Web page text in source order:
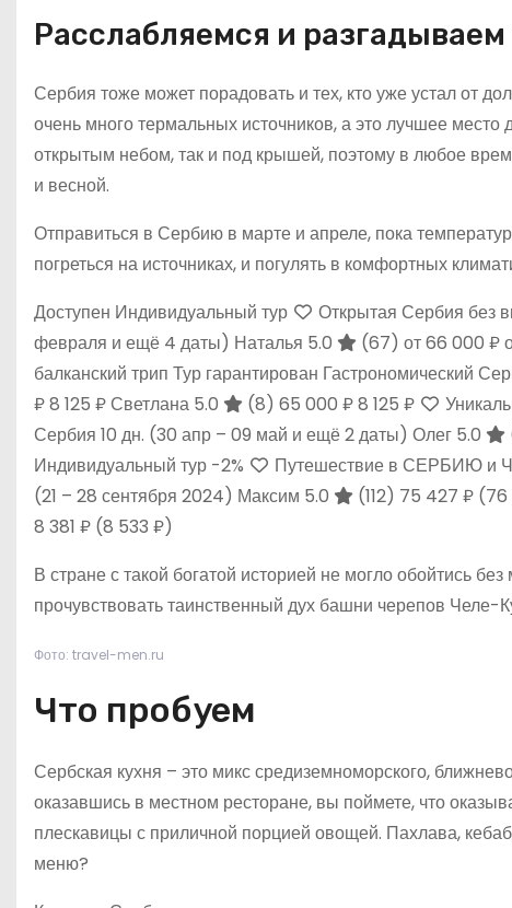
Расслабляемся и
Сербия тоже может порадовать и тех, кто уже устал от
очень много термальных источников, а это лучшее
открытым небом, так и под крышей, поэтому в любое
и весной.
Отправиться в Сербию в марте и апреле, пока
погреться на источниках, и погулять в комфортных
Доступен Индивидуальный тур
Открытая Сербия без
февраля и ещё 4 даты) Наталья 5.0 (67) от 66 000 ₽
балканский трип Тур гарантирован Гастрономический
₽8 125 ₽Светлана 5.0 (8) 65 000 ₽8 125 ₽
Сербия 10 дн. (30 апр – 09 май и ещё 2 даты) Олег 5.0
Индивидуальный тур -2% Путешествие в СЕРБИЮ и
(21 – 28 сентября 2024) Максим 5.0 (112) 75 427 ₽ (76
8 381 ₽ (8 533 ₽)
В стране с такой богатой историей не могло обойтись
прочувствовать таинственный дух башни черепов Челе-
Фото: travel-men.ru
Что пробуем
Сербская кухня – это микс средиземноморского,
оказавшись в местном ресторане, вы поймете, что
плескавицы с приличной порцией овощей. Пахлава,
меню?